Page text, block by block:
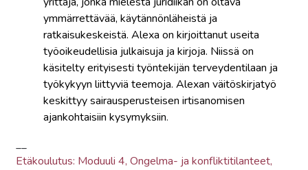
ymmärrettävää, käytännönläheistä ja
ratkaisukeskeistä. Alexa on kirjoittanut useita
työoikeudellisia julkaisuja ja kirjoja. Niissä on
käsitelty erityisesti työntekijän terveydentilaan ja
työkykyyn liittyviä teemoja. Alexan väitöskirjatyö
keskittyy sairausperusteisen irtisanomisen
ajankohtaisiin kysymyksiin.
__
Etäkoulutus: Moduuli 4, Ongelma- ja konfliktitilanteet,